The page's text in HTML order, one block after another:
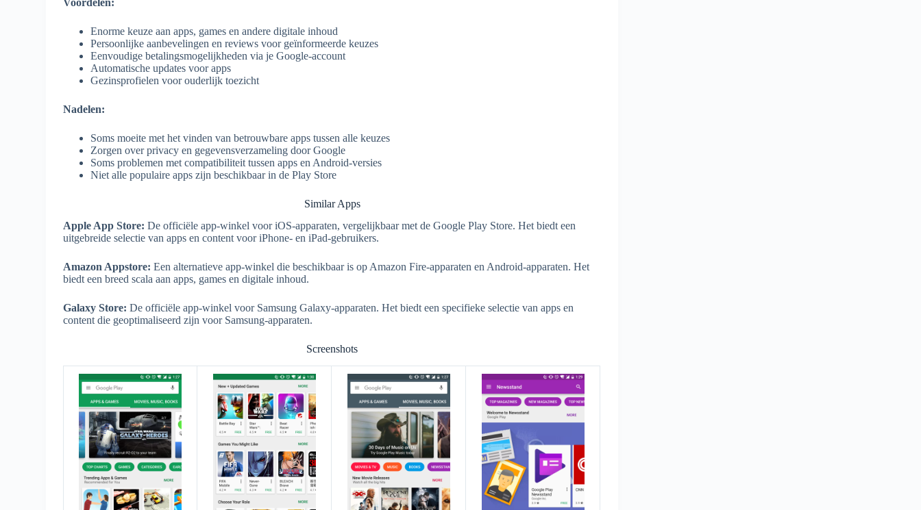
Enorme keuze aan apps, games en andere digitale inhoud
Persoonlijke aanbevelingen en reviews voor geïnformeerde keuzes
Eenvoudige betalingsmogelijkheden via je Google-account
Automatische updates voor apps
Gezinsprofielen voor ouderlijk toezicht
Nadelen:
Soms moeite met het vinden van betrouwbare apps tussen alle keuzes
Zorgen over privacy en gegevensverzameling door Google
Soms problemen met compatibiliteit tussen apps en Android-versies
Niet alle populaire apps zijn beschikbaar in de Play Store
Similar Apps
Apple App Store: De officiële app-winkel voor iOS-apparaten, vergelijkbaar met de Google Play Store. Het biedt een
uitgebreide selectie van apps en content voor iPhone- en iPad-gebruikers.
Amazon Appstore: Een alternatieve app-winkel die beschikbaar is op Amazon Fire-apparaten en Android-apparaten. Het
biedt een breed scala aan apps, games en digitale inhoud.
Galaxy Store: De officiële app-winkel voor Samsung Galaxy-apparaten. Het biedt een specifieke selectie van apps en
content die geoptimaliseerd zijn voor Samsung-apparaten.
Screenshots